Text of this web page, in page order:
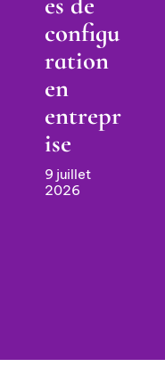
configu
ration
en
entrepr
ise
9 juillet
2026
Reche